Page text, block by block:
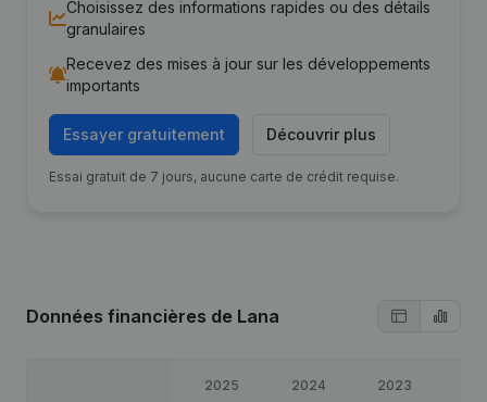
Choisissez des informations rapides ou des détails
granulaires
Recevez des mises à jour sur les développements
importants
Essayer gratuitement Découvrir plus
Essai gratuit de 7 jours, aucune carte de crédit requise.
Données financières de Lana
2025 2024 2023